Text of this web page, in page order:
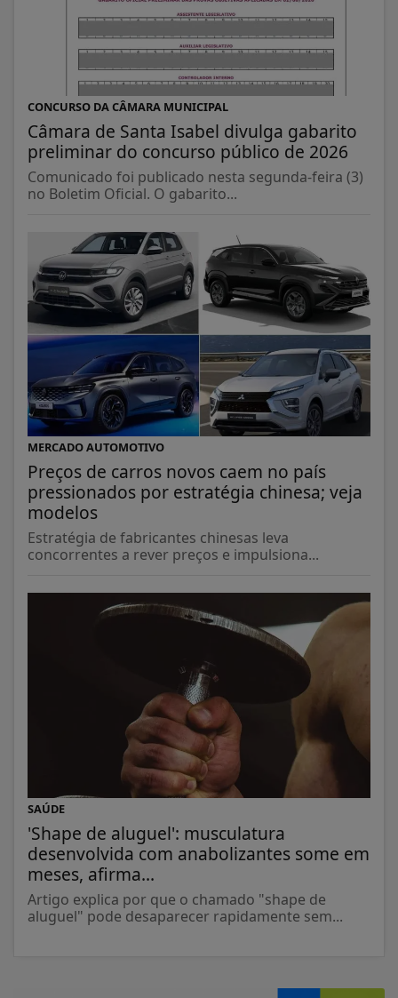
CONCURSO DA CÂMARA MUNICIPAL
Câmara de Santa Isabel divulga gabarito
preliminar do concurso público de 2026
Comunicado foi publicado nesta segunda-feira (3)
no Boletim Oficial. O gabarito...
MERCADO AUTOMOTIVO
Preços de carros novos caem no país
pressionados por estratégia chinesa; veja
modelos
Estratégia de fabricantes chinesas leva
concorrentes a rever preços e impulsiona...
SAÚDE
'Shape de aluguel': musculatura
desenvolvida com anabolizantes some em
meses, afirma...
Artigo explica por que o chamado "shape de
aluguel" pode desaparecer rapidamente sem...